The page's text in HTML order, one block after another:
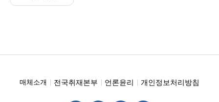
매체소개 전국취재본부 언론윤리 개인정보처리방침